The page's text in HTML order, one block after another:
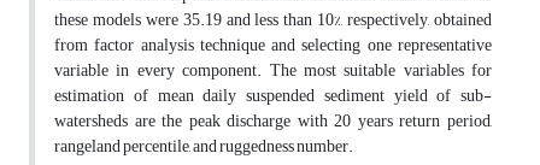
these models were 35.19 and less than 10%, respectively, obtained
from factor analysis technique and selecting one representative
variable in every component. The most suitable variables for
estimation of mean daily suspended sediment yield of sub-
watersheds are the peak discharge with 20 years return period,
rangeland percentile, and ruggedness number.